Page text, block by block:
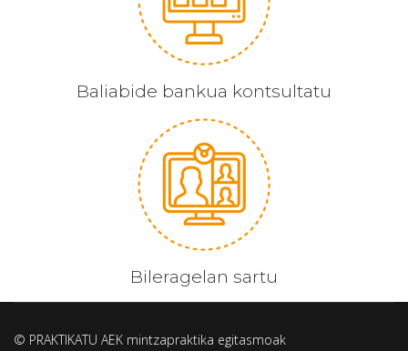
Baliabide bankua kontsultatu
Bileragelan sartu
© PRAKTIKATU AEK mintzapraktika egitasmoak